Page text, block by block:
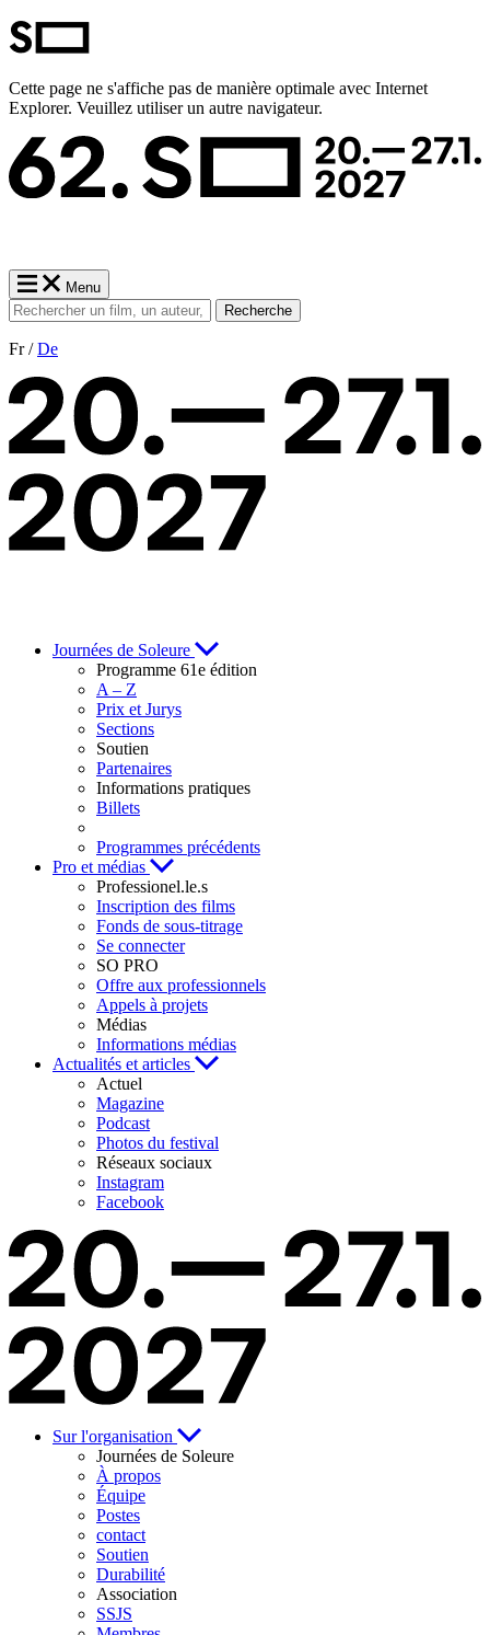
Cette page ne s'affiche pas de manière optimale avec Internet
Explorer. Veuillez utiliser un autre navigateur.
Menu
Recherche
Fr /De
Journées de Soleure
Programme 61e édition
A – Z
Prix et Jurys
Sections
Soutien
Partenaires
Informations pratiques
Billets
Programmes précédents
Pro et médias
Professionel.le.s
Inscription des films
Fonds de sous-titrage
Se connecter
SO PRO
Offre aux professionnels
Appels à projets
Médias
Informations médias
Actualités et articles
Actuel
Magazine
Podcast
Photos du festival
Réseaux sociaux
Instagram
Facebook
Sur l'organisation
Journées de Soleure
À propos
Équipe
Postes
contact
Soutien
Durabilité
Association
SSJS